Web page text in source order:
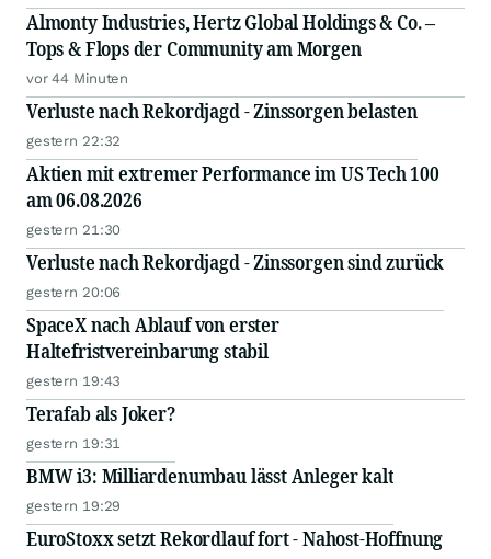
Almonty Industries, Hertz Global Holdings & Co. –
Tops & Flops der Community am Morgen
vor 44 Minuten
Verluste nach Rekordjagd - Zinssorgen belasten
gestern 22:32
Aktien mit extremer Performance im US Tech 100
am 06.08.2026
gestern 21:30
Verluste nach Rekordjagd - Zinssorgen sind zurück
gestern 20:06
SpaceX nach Ablauf von erster
Haltefristvereinbarung stabil
gestern 19:43
Terafab als Joker?
gestern 19:31
BMW i3: Milliardenumbau lässt Anleger kalt
gestern 19:29
EuroStoxx setzt Rekordlauf fort - Nahost-Hoffnung